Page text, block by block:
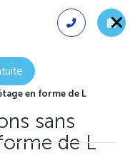
en forme de L
sans
de L